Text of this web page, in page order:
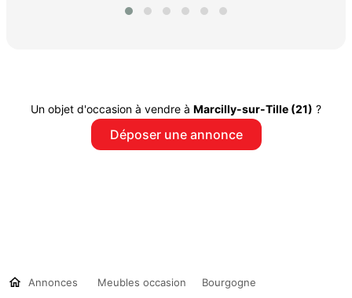
Un objet d'occasion à vendre à Marcilly-sur-Tille (21) ?
Déposer une annonce
Annonces Meubles occasion
Bourgogne